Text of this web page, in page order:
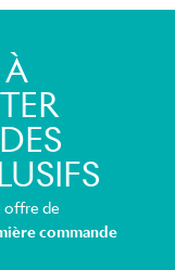
offre de
commande